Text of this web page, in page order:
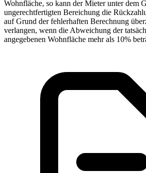
Wohnfläche, so kann der Mieter unter dem
ungerechtfertigten Bereichung die
auf Grund der fehlerhaften Berechnung
verlangen, wenn die Abweichung der
angegebenen Wohnfläche mehr als 10%